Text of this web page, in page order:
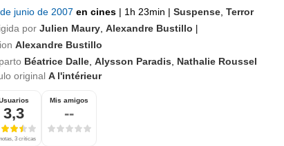
junio de 2007 en cines | 1h 23min | Suspense Terror
por Julien Maury Alexandre Bustillo |
Alexandre Bustillo
Béatrice Dalle Alysson Paradis
Nathalie Roussel
original A l'intérieur
3,3
3 críticas
Mis amigos
--